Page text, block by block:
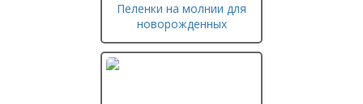
Пеленки на молнии для
новорожденных